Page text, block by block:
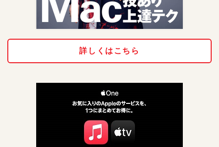
詳しくはこちら